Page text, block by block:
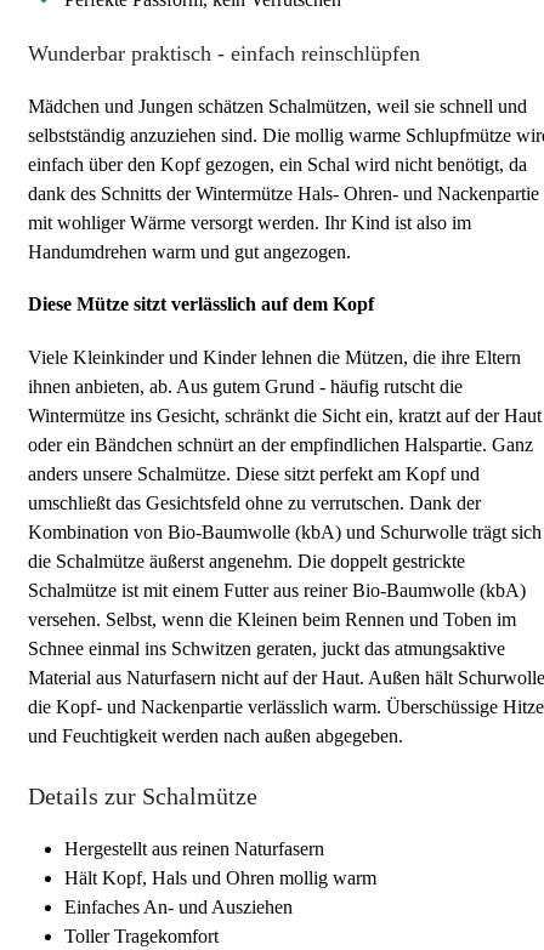
Wunderbar praktisch - einfach reinschlüpfen
Mädchen und Jungen schätzen Schalmützen, weil sie schnell und
selbstständig anzuziehen sind. Die mollig warme Schlupfmütze
einfach über den Kopf gezogen, ein Schal wird nicht benötigt, da
dank des Schnitts der Wintermütze Hals- Ohren- und Nackenpartie
mit wohliger Wärme versorgt werden. Ihr Kind ist also im
Handumdrehen warm und gut angezogen.
Diese Mütze sitzt verlässlich auf dem Kopf
Viele Kleinkinder und Kinder lehnen die Mützen, die ihre Eltern
ihnen anbieten, ab. Aus gutem Grund - häufig rutscht die
Wintermütze ins Gesicht, schränkt die Sicht ein, kratzt auf der Haut
oder ein Bändchen schnürt an der empfindlichen Halspartie. Ganz
anders unsere Schalmütze. Diese sitzt perfekt am Kopf und
umschließt das Gesichtsfeld ohne zu verrutschen. Dank der
Kombination von Bio-Baumwolle (kbA) und Schurwolle trägt sich
die Schalmütze äußerst angenehm. Die doppelt gestrickte
Schalmütze ist mit einem Futter aus reiner Bio-Baumwolle (kbA)
versehen. Selbst, wenn die Kleinen beim Rennen und Toben im
Schnee einmal ins Schwitzen geraten, juckt das atmungsaktive
Material aus Naturfasern nicht auf der Haut. Außen hält Schurwolle
die Kopf- und Nackenpartie verlässlich warm. Überschüssige Hitze
und Feuchtigkeit werden nach außen abgegeben.
Details zur Schalmütze
Hergestellt aus reinen Naturfasern
Hält Kopf, Hals und Ohren mollig warm
Einfaches An- und Ausziehen
Toller Tragekomfort